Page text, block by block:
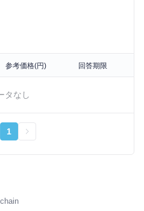
参考価格(円) 回答期限
タなし
1
chain